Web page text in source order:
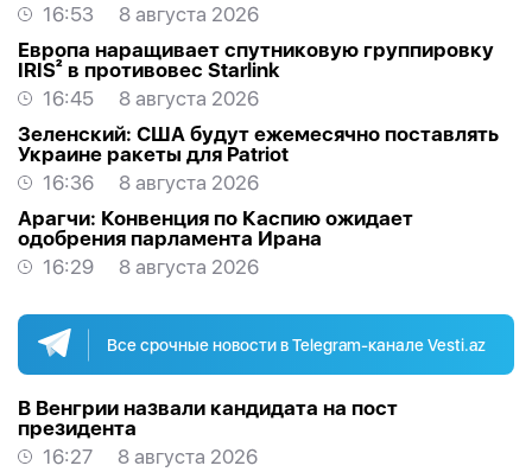
16:53
8 августа 2026
Европа наращивает спутниковую группировку
IRIS² в противовес Starlink
16:45
8 августа 2026
Зеленский: США будут ежемесячно поставлять
Украине ракеты для Patriot
16:36
8 августа 2026
Арагчи: Конвенция по Каспию ожидает
одобрения парламента Ирана
16:29
8 августа 2026
Все срочные новости в Telegram-канале Vesti.az
В Венгрии назвали кандидата на пост
президента
16:27
8 августа 2026